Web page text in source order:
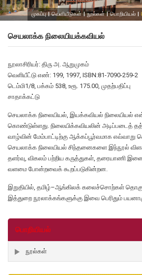
முகப்பு | வெளியீடுகள் | நூல்கள் | பொறியியல்
செயலாக்க நிலையியக்கவியல்
நூலாசிரியர்: திரு அ. ஆறுமுகம்
வெளியீட்டு எண்: 199, 1997, ISBN:81-7090-259-2
டெம்மி1/8, பக்கம் 538, உரூ. 175.00, முதற்பதிப்பு
சாதாக்கட்டு
செயலாக்க நிலையியல், இயக்கவியல் நிலையியல்
கொண்டுள்ளது. நிலையிக்கவியலின் அடிப்படைத்
வாழ்வின் மேம்பாட்டிற்கு ஆக்கப்பூர்வமாக எவ்வாறு
செயலாக்க நிலையியல் சிந்தனைகளை இந்நூல்
தளர்வு, விகலம் பற்றிய கருத்துகள், தரையாணி
வளமை போன்றவைக் கூறப்படுகின்றன.
இறுதியில், தமிழ்–ஆங்கிலக் கலைச்சொற்கள்
இத்துறை நூலாக்கங்களுக்கு இவை பெரிதும்
பொறியியல்
நூல்கள்